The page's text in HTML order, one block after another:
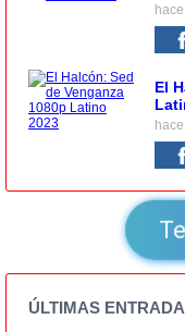
El
ÚLTIMAS